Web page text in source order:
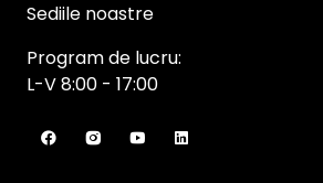
Sediile noastre
Program de lucru:
L-V 8:00 - 17:00